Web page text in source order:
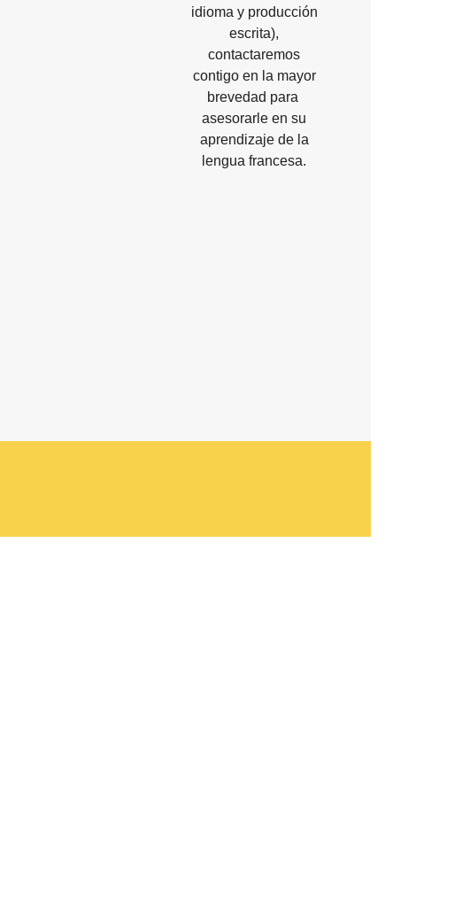
idioma y producción
escrita),
contactaremos
contigo en la mayor
brevedad para
asesorarle en su
aprendizaje de la
lengua francesa.